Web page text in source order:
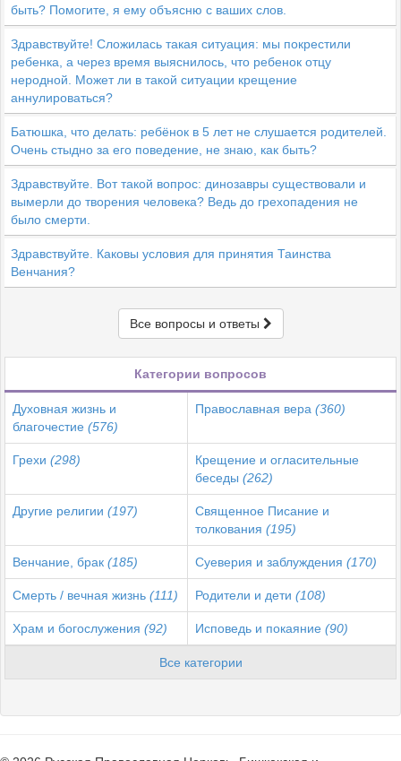
быть? Помогите, я ему объясню с ваших слов.
Здравствуйте! Сложилась такая ситуация: мы покрестили
ребенка, а через время выяснилось, что ребенок отцу
неродной. Может ли в такой ситуации крещение
аннулироваться?
Батюшка, что делать: ребёнок в 5 лет не слушается родителей.
Очень стыдно за его поведение, не знаю, как быть?
Здравствуйте. Вот такой вопрос: динозавры существовали и
вымерли до творения человека? Ведь до грехопадения не
было смерти.
Здравствуйте. Каковы условия для принятия Таинства
Венчания?
Все вопросы и ответы
Категории вопросов
Духовная жизнь и
благочестие (576)
Православная вера (360)
Грехи (298)
Крещение и огласительные
беседы (262)
Другие религии (197)
Священное Писание и
толкования (195)
Венчание, брак (185) Суеверия и заблуждения (170)
Смерть / вечная жизнь (111) Родители и дети (108)
Храм и богослужения (92) Исповедь и покаяние (90)
Все категории